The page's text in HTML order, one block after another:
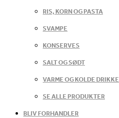
RIS, KORN OG PASTA
SVAMPE
KONSERVES
SALT OG SØDT
VARME OG KOLDE DRIKKE
SE ALLE PRODUKTER
BLIV FORHANDLER